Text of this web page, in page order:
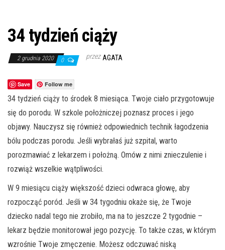
34 tydzień ciąży
2 grudnia 2020 0 przez AGATA
Save Follow me
34 tydzień ciąży to środek 8 miesiąca. Twoje ciało przygotowuje
się do porodu. W szkole położniczej poznasz proces i jego
objawy. Nauczysz się również odpowiednich technik łagodzenia
bólu podczas porodu. Jeśli wybrałaś już szpital, warto
porozmawiać z lekarzem i położną. Omów z nimi znieczulenie i
rozwiąż wszelkie wątpliwości.
W 9 miesiącu ciąży większość dzieci odwraca głowę, aby
rozpocząć poród. Jeśli w 34 tygodniu okaże się, że Twoje
dziecko nadal tego nie zrobiło, ma na to jeszcze 2 tygodnie –
lekarz będzie monitorował jego pozycję. To także czas, w którym
wzrośnie Twoje zmęczenie. Możesz odczuwać niską